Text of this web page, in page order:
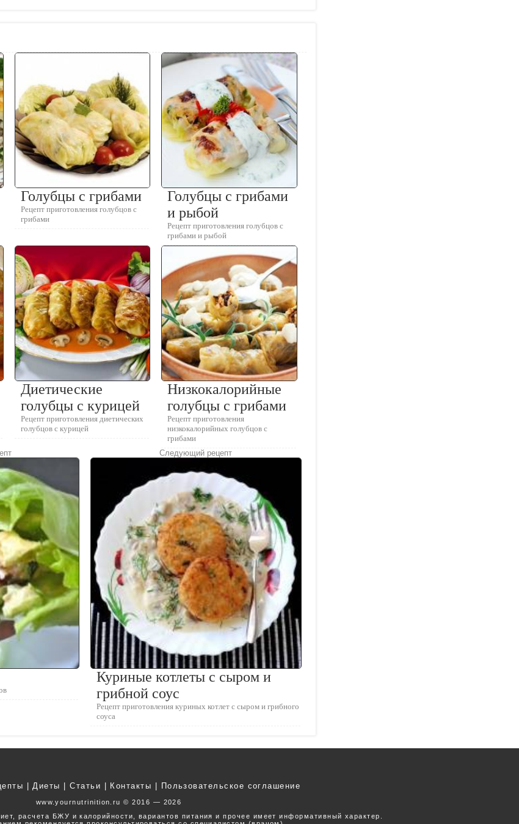
Голубцы с грибами
Рецепт приготовления голубцов с
грибами
Голубцы с грибами
и рыбой
Рецепт приготовления голубцов с
грибами и рыбой
Диетические
голубцы с курицей
Рецепт приготовления диетических
голубцов с курицей
Низкокалорийные
голубцы с грибами
Рецепт приготовления
низкокалорийных голубцов с
грибами
Следующий рецепт
Куриные котлеты с сыром и
грибной соус
Рецепт приготовления куриных котлет с сыром и грибного
соуса
Диеты |Статьи Контакты Пользовательское соглашение
www.yournutrinition.ru © 2016 — 2026
расчета БЖУ и калорийности, вариантов питания и прочее имеет информативный характер.